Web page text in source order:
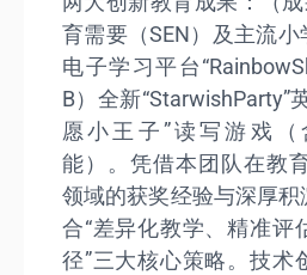
育需要（SEN）及主流
电子学习平台
B）全新“StarwishParty”
愿小王子”读写游戏
能）。凭借本团队在教
领域的获奖经验与深厚
合“差异化教学、精准评
径”三大核心策略。技术